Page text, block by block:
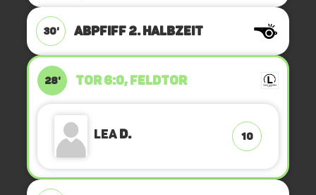
30' ABPFIFF 2. Halbzeit
28' TOR 6:0, FELDTOR
LeaD. 10